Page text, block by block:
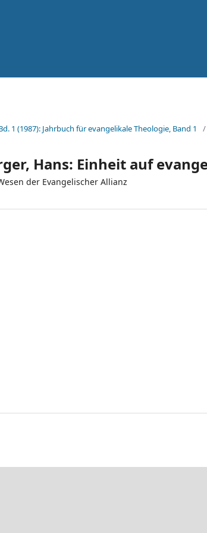
1 (1987): Jahrbuch für evangelikale Theologie, Band 1 /
Hans: Einheit auf
der Evangelischer Allianz